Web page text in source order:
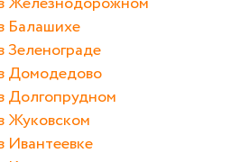
Балашихе
Зеленограде
Домодедово
Долгопрудном
Жуковском
Ивантеевке